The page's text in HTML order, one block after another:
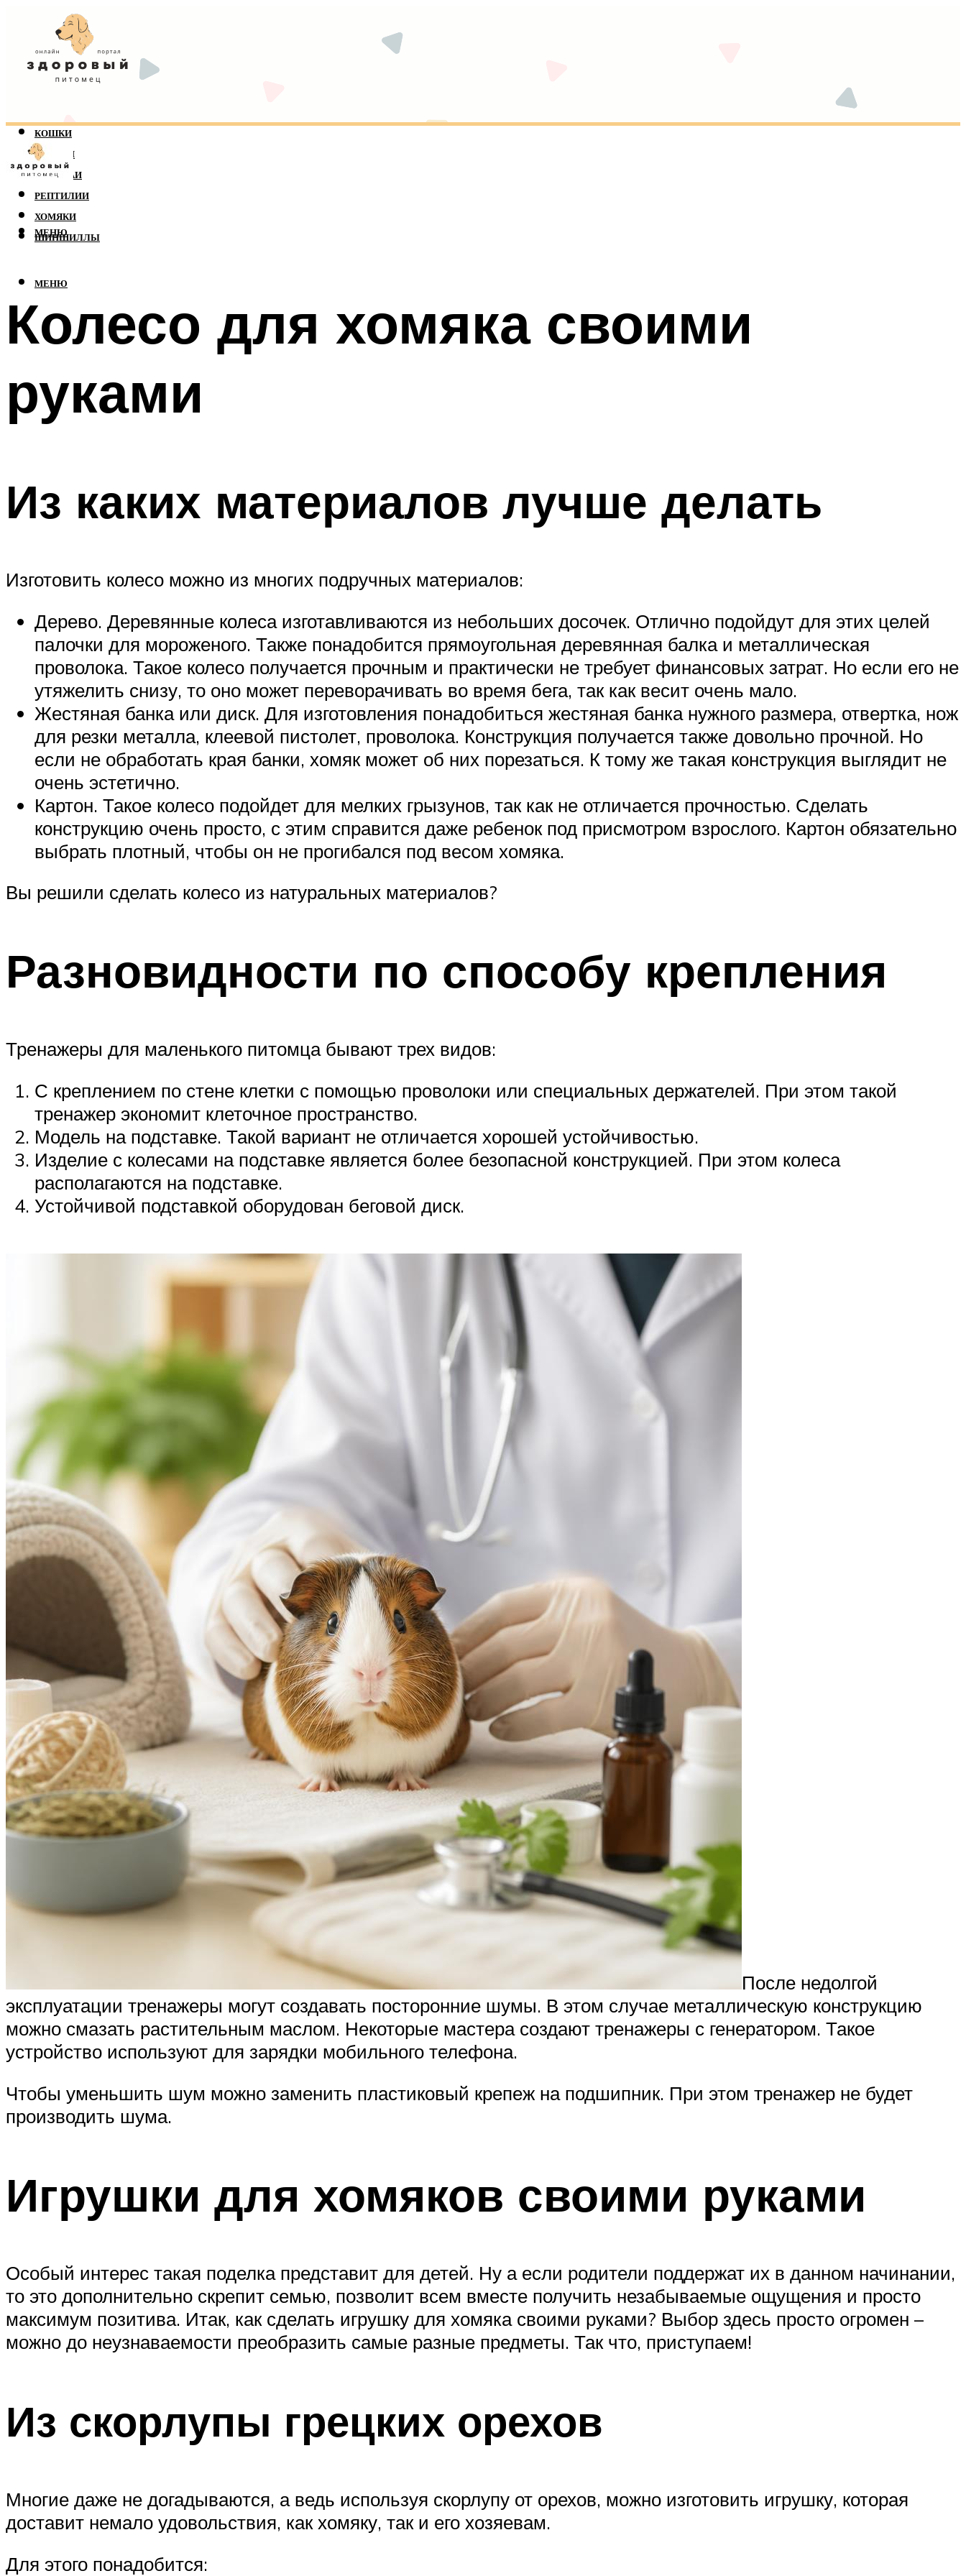
КОШКИ
СОБАКИ
ПОПУГАИ
РЕПТИЛИИ
ХОМЯКИ
ШИНШИЛЛЫ
МЕНЮ
МЕНЮ
Колесо для хомяка своими
руками
Из каких материалов лучше делать
Изготовить колесо можно из многих подручных материалов:
Дерево. Деревянные колеса изготавливаются из небольших досочек. Отлично подойдут для этих целей
палочки для мороженого. Также понадобится прямоугольная деревянная балка и металлическая
проволока. Такое колесо получается прочным и практически не требует финансовых затрат. Но если его не
утяжелить снизу, то оно может переворачивать во время бега, так как весит очень мало.
Жестяная банка или диск. Для изготовления понадобиться жестяная банка нужного размера, отвертка, нож
для резки металла, клеевой пистолет, проволока. Конструкция получается также довольно прочной. Но
если не обработать края банки, хомяк может об них порезаться. К тому же такая конструкция выглядит не
очень эстетично.
Картон. Такое колесо подойдет для мелких грызунов, так как не отличается прочностью. Сделать
конструкцию очень просто, с этим справится даже ребенок под присмотром взрослого. Картон обязательно
выбрать плотный, чтобы он не прогибался под весом хомяка.
Вы решили сделать колесо из натуральных материалов?
Разновидности по способу крепления
Тренажеры для маленького питомца бывают трех видов:
С креплением по стене клетки с помощью проволоки или специальных держателей. При этом такой
тренажер экономит клеточное пространство.
Модель на подставке. Такой вариант не отличается хорошей устойчивостью.
Изделие с колесами на подставке является более безопасной конструкцией. При этом колеса
располагаются на подставке.
Устойчивой подставкой оборудован беговой диск.
После недолгой
эксплуатации тренажеры могут создавать посторонние шумы. В этом случае металлическую конструкцию
можно смазать растительным маслом. Некоторые мастера создают тренажеры с генератором. Такое
устройство используют для зарядки мобильного телефона.
Чтобы уменьшить шум можно заменить пластиковый крепеж на подшипник. При этом тренажер не будет
производить шума.
Игрушки для хомяков своими руками
Особый интерес такая поделка представит для детей. Ну а если родители поддержат их в данном начинании,
то это дополнительно скрепит семью, позволит всем вместе получить незабываемые ощущения и просто
максимум позитива. Итак, как сделать игрушку для хомяка своими руками? Выбор здесь просто огромен –
можно до неузнаваемости преобразить самые разные предметы. Так что, приступаем!
Из скорлупы грецких орехов
Многие даже не догадываются, а ведь используя скорлупу от орехов, можно изготовить игрушку, которая
доставит немало удовольствия, как хомяку, так и его хозяевам.
Для этого понадобится: